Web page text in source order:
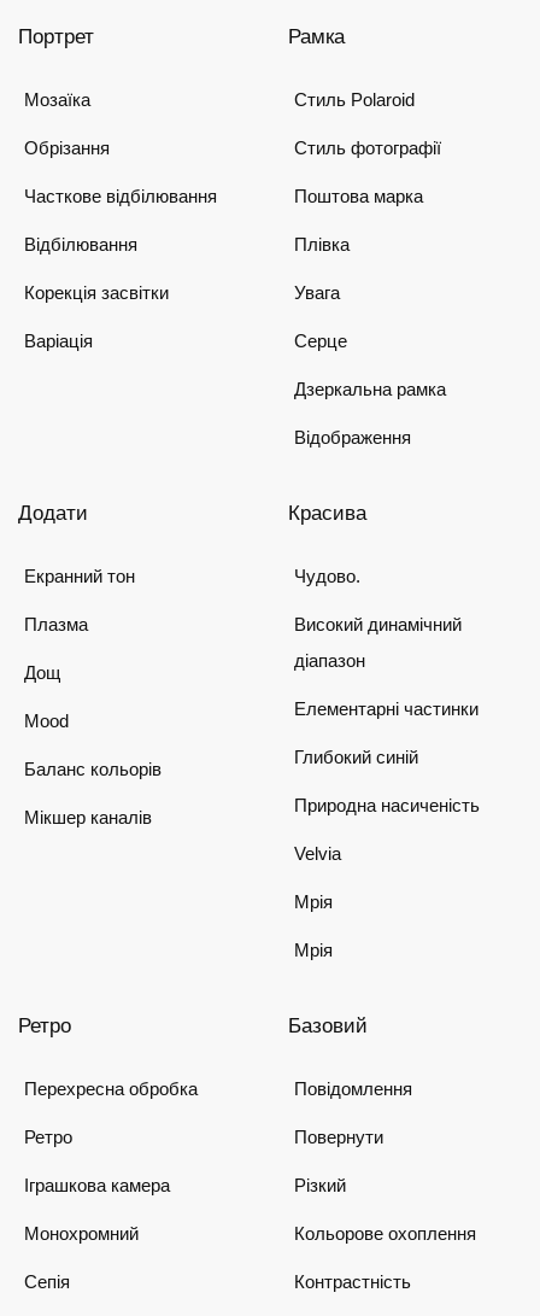
Портрет
Мозаїка
Обрізання
Часткове відбілювання
Відбілювання
Корекція засвітки
Варіація
Рамка
Стиль Polaroid
Стиль фотографії
Поштова марка
Плівка
Увага
Серце
Дзеркальна рамка
Відображення
Додати
Екранний тон
Плазма
Дощ
Mood
Баланс кольорів
Мікшер каналів
Красива
Чудово.
Високий динамічний
діапазон
Елементарні частинки
Глибокий синій
Природна насиченість
Velvia
Мрія
Мрія
Ретро
Перехресна обробка
Ретро
Іграшкова камера
Монохромний
Сепія
Базовий
Повідомлення
Повернути
Різкий
Кольорове охоплення
Контрастність